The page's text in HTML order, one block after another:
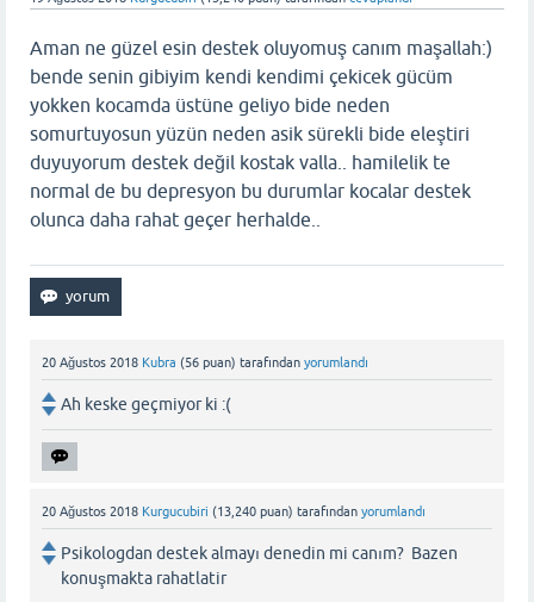
Aman ne güzel esin destek oluyomuş canım maşallah:)
bende senin gibiyim kendi kendimi çekicek gücüm
yokken kocamda üstüne geliyo bide neden
somurtuyosun yüzün neden asik sürekli bide eleştiri
duyuyorum destek değil kostak valla.. hamilelik te
normal de bu depresyon bu durumlar kocalar destek
olunca daha rahat geçer herhalde..
20 Ağustos 2018 Kubra (56 puan) tarafından yorumlandı
Ah keske geçmiyor ki :(
20 Ağustos 2018 Kurgucubiri (13,240 puan) tarafından yorumlandı
Psikologdan destek almayı denedin mi canım? Bazen
konuşmakta rahatlatir